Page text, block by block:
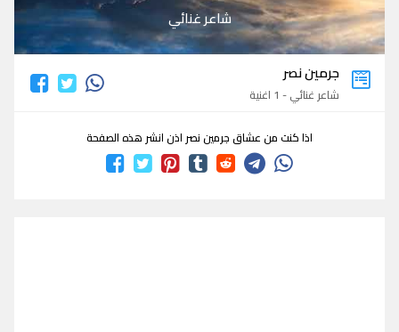
شاعر غنائي
جرمين نصر
شاعر غنائي - 1 اغنية
اذا كنت من عشاق جرمين نصر اذن انشر هذه الصفحة